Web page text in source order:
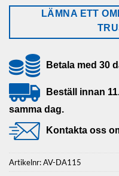
LÄMNA ETT
Betala med 30
Beställ innan
samma dag.
Kontakta oss
Artikelnr:AV-DA115